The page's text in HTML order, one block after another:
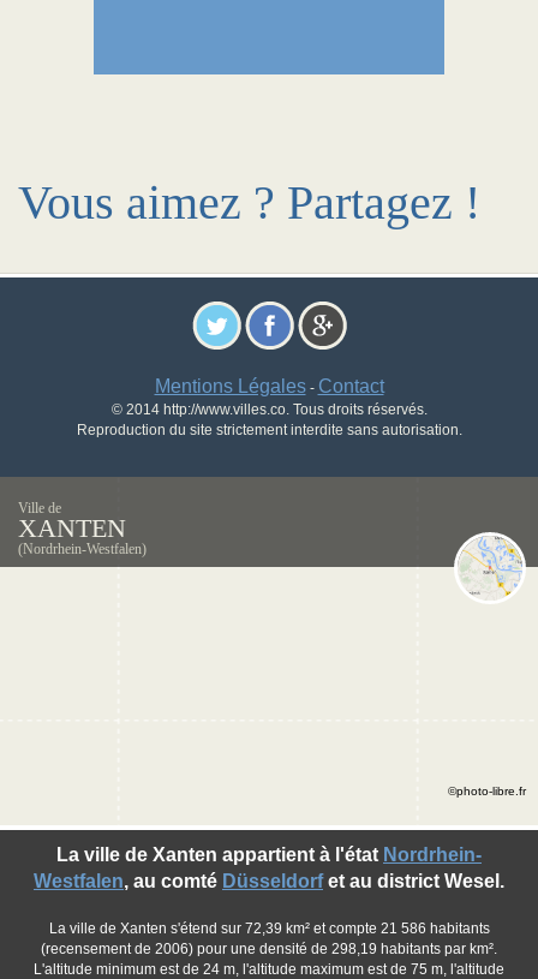
Vous aimez ? Partagez !
Mentions Légales- Contact
© 2014 http://www.villes.co. Tous droits réservés.
Reproduction du site strictement interdite sans autorisation.
Ville de
XANTEN
(Nordrhein-Westfalen)
La ville de Xanten appartient à l'état Nordrhein-
Westfalen, au comté Düsseldorfet au district Wesel.
La ville de Xanten s'étend sur 72,39 km² et compte 21 586 habitants
(recensement de 2006) pour une densité de 298,19 habitants par km².
L'altitude minimum est de 24 m, l'altitude maximum est de 75 m, l'altitude
©photo-libre.fr